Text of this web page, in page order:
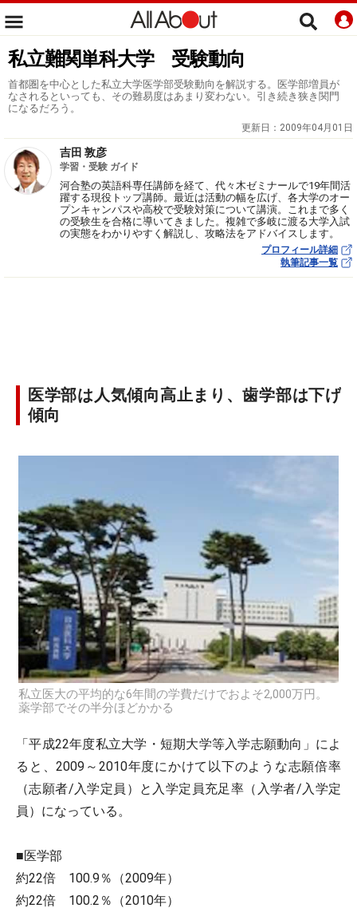
私立難関単科大学 受験動向
首都圏を中心とした私立大学医学部受験動向を解説する。医学部増員が
なされるといっても、その難易度はあまり変わない。引き続き狭き関門
になるだろう。
更新日： 2009年04月01日
吉田 敦彦
学習・受験 ガイド
河合塾の英語科専任講師を経て、代々木ゼミナールで19年間活
躍する現役トップ講師。最近は活動の幅を広げ、各大学のオー
プンキャンパスや高校で受験対策について講演。これまで多く
の受験生を合格に導いてきました。複雑で多岐に渡る大学入試
の実態をわかりやすく解説し、攻略法をアドバイスします。
プロフィール詳細
執筆記事一覧
医学部は人気傾向高止まり、歯学部は下げ
傾向
私立医大の平均的な6年間の学費だけでおよそ2,000万円。
薬学部でその半分ほどかかる
「平成22年度私立大学・短期大学等入学志願動向」によ
ると、2009～2010年度にかけて以下のような志願倍率
（志願者/入学定員）と入学定員充足率（入学者/入学定
員）になっている。
■医学部
約22倍 100.9％（2009年）
約22倍 100.2％（2010年）